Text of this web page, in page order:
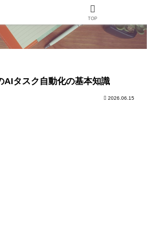
AIタスク自動化の基本知識
2026.06.15
TOP